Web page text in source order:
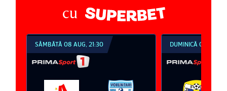
cu
SÂMBĂTĂ 08 AUG, 21:30 DUMINICĂ 09 AUG,